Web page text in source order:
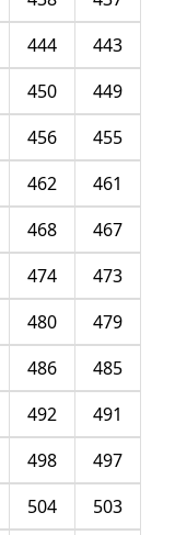
443
444
449
450
455
456
461
462
467
468
473
474
479
480
485
486
491
492
497
498
503
504